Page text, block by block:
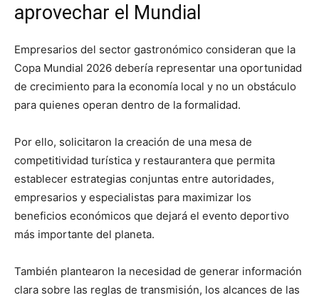
aprovechar el Mundial
Empresarios del sector gastronómico consideran que la
Copa Mundial 2026 debería representar una oportunidad
de crecimiento para la economía local y no un obstáculo
para quienes operan dentro de la formalidad.
Por ello, solicitaron la creación de una mesa de
competitividad turística y restaurantera que permita
establecer estrategias conjuntas entre autoridades,
empresarios y especialistas para maximizar los
beneficios económicos que dejará el evento deportivo
más importante del planeta.
También plantearon la necesidad de generar información
clara sobre las reglas de transmisión, los alcances de las